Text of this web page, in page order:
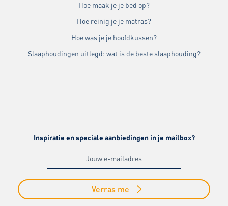
Hoe maak je je bed op?
Hoe reinig je je matras?
Hoe was je je hoofdkussen?
Slaaphoudingen uitlegd: wat is de beste slaaphouding?
Inspiratie en speciale aanbiedingen in je mailbox?
Verras me